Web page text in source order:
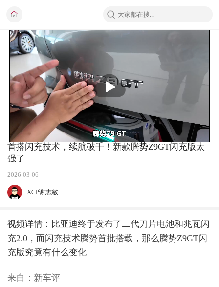
播
放
首搭闪充技术，续航破千！新款腾势Z9GT闪充版太
强了
2026-03-06
XCP谢志敏
视频详情：比亚迪终于发布了二代刀片电池和兆瓦闪
充2.0，而闪充技术腾势首批搭载，那么腾势Z9GT闪
充版究竟有什么变化
来自：新车评